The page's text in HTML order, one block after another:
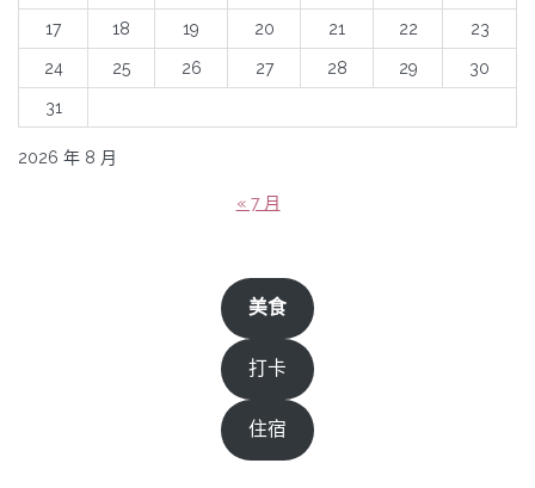
2026 年 8 月
17 18 19 20 21 22 23
24 25 26 27 28 29 30
31
« 7 月
美食
打卡
住宿